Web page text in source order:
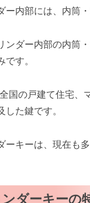
ー内部には、内筒・
ンダー内部の内筒
す。
国の戸建て住宅、
した鍵です。
ーキーは、現在も
ダーキーの